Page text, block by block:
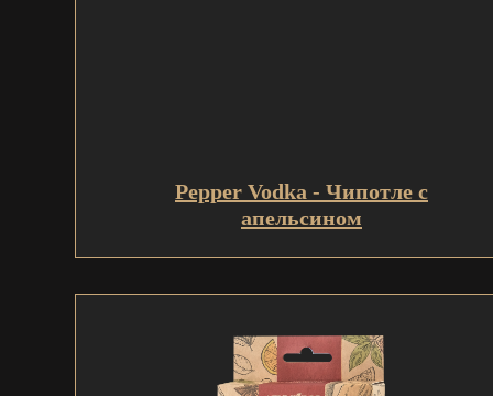
Pepper Vodka - Чипотле с
апельсином